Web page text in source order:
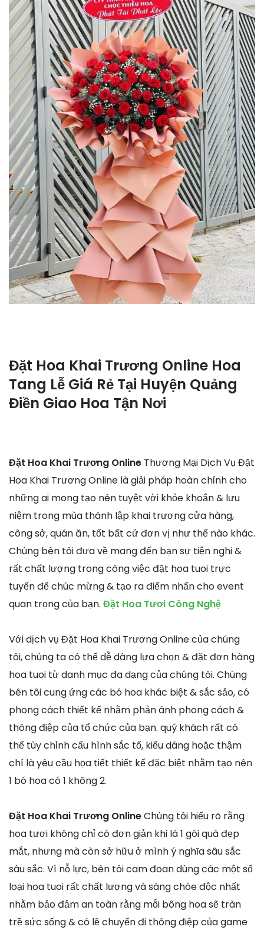
Đặt Hoa Khai Trương Online Hoa
Tang Lễ Giá Rẻ Tại Huyện Quảng
Điền Giao Hoa Tận Nơi
Đặt Hoa Khai Trương Online Thương Mại Dịch Vụ Đặt
Hoa Khai Trương Online là giải pháp hoàn chỉnh cho
những ai mong tạo nên tuyệt vời khỏe khoắn & lưu
niệm trong mùa thành lập khai trương cửa hàng,
công sở, quán ăn, tốt bất cứ đơn vị như thế nào khác.
Chúng bên tôi đưa về mang đến bạn sự tiện nghi &
rất chất lượng trong công việc đặt hoa tuoi trực
tuyến để chúc mừng & tạo ra điểm nhấn cho event
quan trọng của bạn. Đặt Hoa Tươi Công Nghệ
Với dịch vụ Đặt Hoa Khai Trương Online của chúng
tôi, chúng ta có thể dễ dàng lựa chọn & đặt đơn hàng
hoa tuoi từ danh mục đa dạng của chúng tôi. Chúng
bên tôi cung ứng các bó hoa khác biệt & sắc sảo, có
phong cách thiết kế nhằm phản ánh phong cách &
thông điệp của tổ chức của bạn. quý khách rất có
thể tùy chỉnh cấu hình sắc tố, kiểu dáng hoặc thậm
chí là yêu cầu họa tiết thiết kế đặc biệt nhằm tạo nên
1 bó hoa có 1 không 2.
Đặt Hoa Khai Trương OnlineChúng tôi hiểu rõ rằng
hoa tươi không chỉ có đơn giản khi là 1 gói quà đẹp
mắt, nhưng mà còn sở hữu ở mình ý nghĩa sâu sắc
sâu sắc. Vì nỗ lực, bên tôi cam đoan dùng các một số
loại hoa tuoi rất chất lượng và sáng chóe độc nhất
nhằm bảo đảm an toàn rằng mỗi bông hoa sẽ tràn
trề sức sống & có lẽ chuyển đi thông điệp của game